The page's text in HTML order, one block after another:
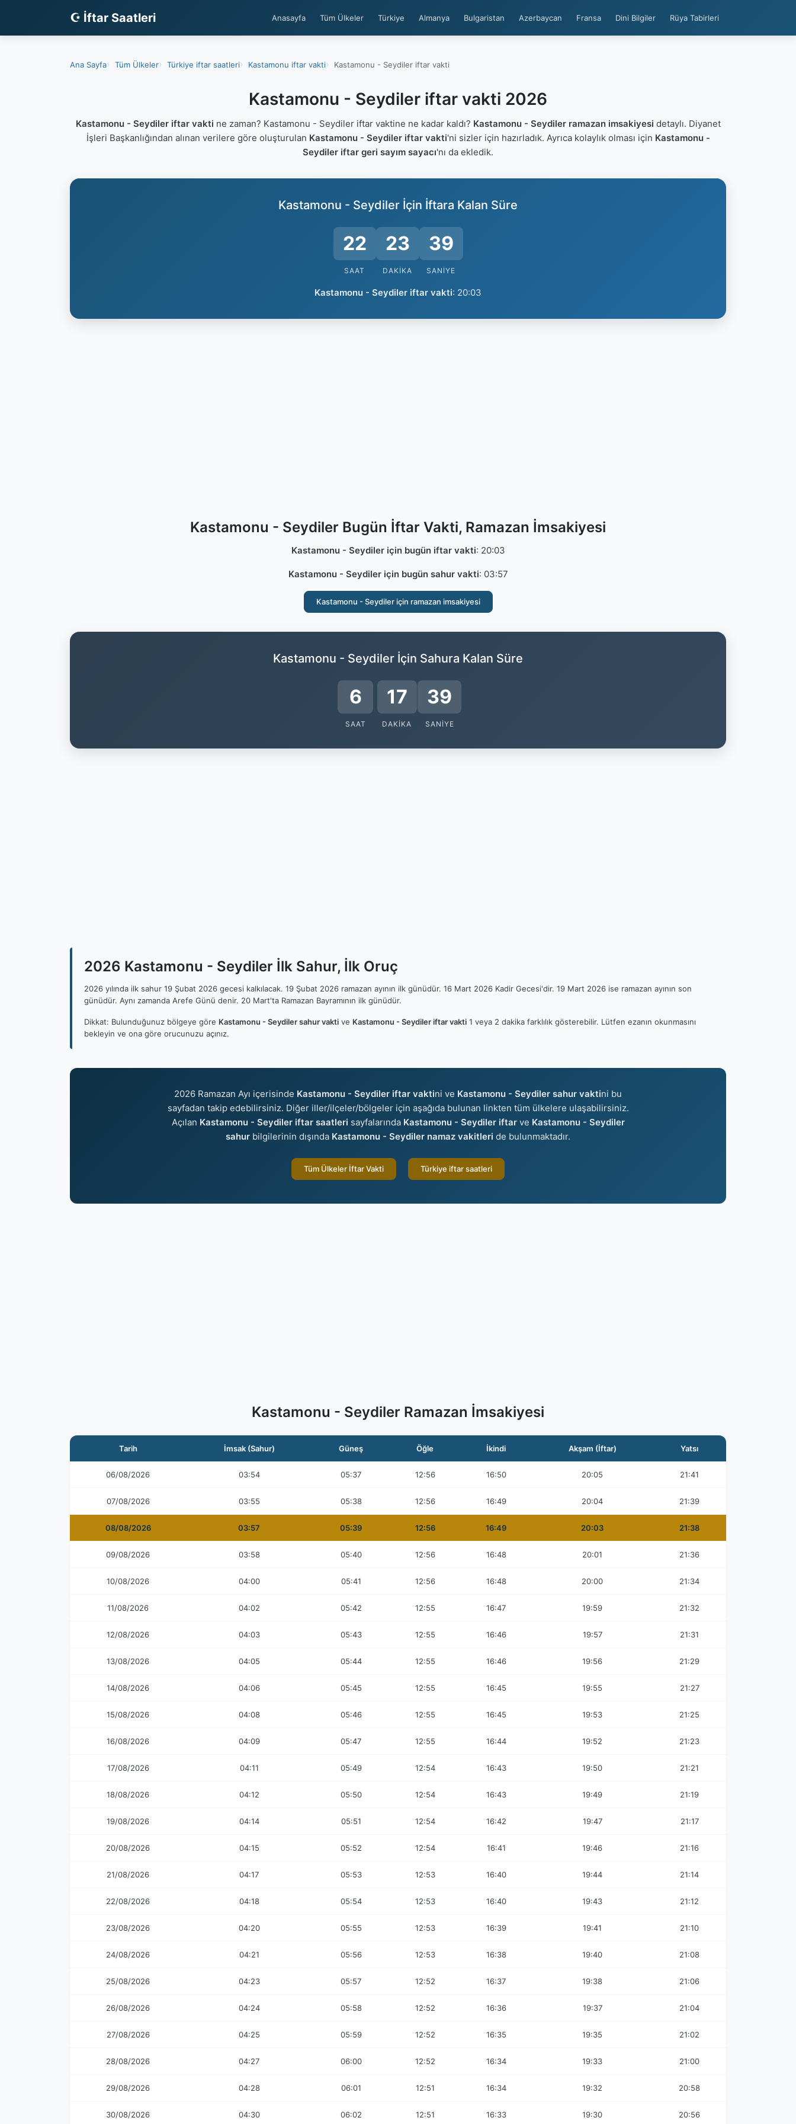
☪ İftar Saatleri Anasayfa Tüm Ülkeler Türkiye Almanya Bulgaristan Azerbaycan Fransa Dini Bilgiler Rüya Tabirleri
Ana Sayfa Tüm Ülkeler Türkiye iftar saatleri Kastamonu iftar vakti Kastamonu - Seydiler iftar vakti
Kastamonu - Seydiler iftar vakti 2026
Kastamonu - Seydiler iftar vakti ne zaman? Kastamonu - Seydiler iftar vaktine ne kadar kaldı? Kastamonu - Seydiler ramazan imsakiyesi detaylı. Diyanet
İşleri Başkanlığından alınan verilere göre oluşturulan Kastamonu - Seydiler iftar vakti'ni sizler için hazırladık. Ayrıca kolaylık olması için Kastamonu -
Seydiler iftar geri sayım sayacı'nı da ekledik.
Kastamonu - Seydiler İçin İftara Kalan Süre
22
SAAT
23
DAKIKA
39
SANIYE
Kastamonu - Seydiler iftar vakti: 20:03
Kastamonu - Seydiler Bugün İftar Vakti, Ramazan İmsakiyesi
Kastamonu - Seydiler için bugün iftar vakti: 20:03
Kastamonu - Seydiler için bugün sahur vakti: 03:57
Kastamonu - Seydiler için ramazan imsakiyesi
Kastamonu - Seydiler İçin Sahura Kalan Süre
6
SAAT
17
DAKIKA
39
SANIYE
2026 Kastamonu - Seydiler İlk Sahur, İlk Oruç
2026 yılında ilk sahur 19 Şubat 2026 gecesi kalkılacak. 19 Şubat 2026 ramazan ayının ilk günüdür. 16 Mart 2026 Kadir Gecesi'dir. 19 Mart 2026 ise ramazan ayının son
günüdür. Aynı zamanda Arefe Günü denir. 20 Mart'ta Ramazan Bayramının ilk günüdür.
Dikkat: Bulunduğunuz bölgeye göre Kastamonu - Seydiler sahur vakti ve Kastamonu - Seydiler iftar vakti 1 veya 2 dakika farklılık gösterebilir. Lütfen ezanın okunmasını
bekleyin ve ona göre orucunuzu açınız.
2026 Ramazan Ayı içerisinde Kastamonu - Seydiler iftar vaktini ve Kastamonu - Seydiler sahur vaktini bu
sayfadan takip edebilirsiniz. Diğer iller/ilçeler/bölgeler için aşağıda bulunan linkten tüm ülkelere ulaşabilirsiniz.
Açılan Kastamonu - Seydiler iftar saatleri sayfalarında Kastamonu - Seydiler iftarve Kastamonu - Seydiler
sahur bilgilerinin dışında Kastamonu - Seydiler namaz vakitleri de bulunmaktadır.
Tüm Ülkeler İftar Vakti Türkiye iftar saatleri
Kastamonu - Seydiler Ramazan İmsakiyesi
Tarih İmsak (Sahur) Güneş Öğle İkindi Akşam (İftar) Yatsı
06/08/2026 03:54 05:37 12:56 16:50 20:05 21:41
07/08/2026 03:55 05:38 12:56 16:49 20:04 21:39
08/08/2026 03:57 05:39 12:56 16:49 20:03 21:38
09/08/2026 03:58 05:40 12:56 16:48 20:01 21:36
10/08/2026 04:00 05:41 12:56 16:48 20:00 21:34
11/08/2026 04:02 05:42 12:55 16:47 19:59 21:32
12/08/2026 04:03 05:43 12:55 16:46 19:57 21:31
13/08/2026 04:05 05:44 12:55 16:46 19:56 21:29
14/08/2026 04:06 05:45 12:55 16:45 19:55 21:27
15/08/2026 04:08 05:46 12:55 16:45 19:53 21:25
16/08/2026 04:09 05:47 12:55 16:44 19:52 21:23
17/08/2026 04:11 05:49 12:54 16:43 19:50 21:21
18/08/2026 04:12 05:50 12:54 16:43 19:49 21:19
19/08/2026 04:14 05:51 12:54 16:42 19:47 21:17
20/08/2026 04:15 05:52 12:54 16:41 19:46 21:16
21/08/2026 04:17 05:53 12:53 16:40 19:44 21:14
22/08/2026 04:18 05:54 12:53 16:40 19:43 21:12
23/08/2026 04:20 05:55 12:53 16:39 19:41 21:10
24/08/2026 04:21 05:56 12:53 16:38 19:40 21:08
25/08/2026 04:23 05:57 12:52 16:37 19:38 21:06
26/08/2026 04:24 05:58 12:52 16:36 19:37 21:04
27/08/2026 04:25 05:59 12:52 16:35 19:35 21:02
28/08/2026 04:27 06:00 12:52 16:34 19:33 21:00
29/08/2026 04:28 06:01 12:51 16:34 19:32 20:58
30/08/2026 04:30 06:02 12:51 16:33 19:30 20:56